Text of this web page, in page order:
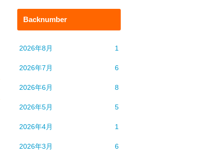
Backnumber
2026年8月 1
2026年7月 6
2026年6月 8
2026年5月 5
2026年4月 1
2026年3月 6